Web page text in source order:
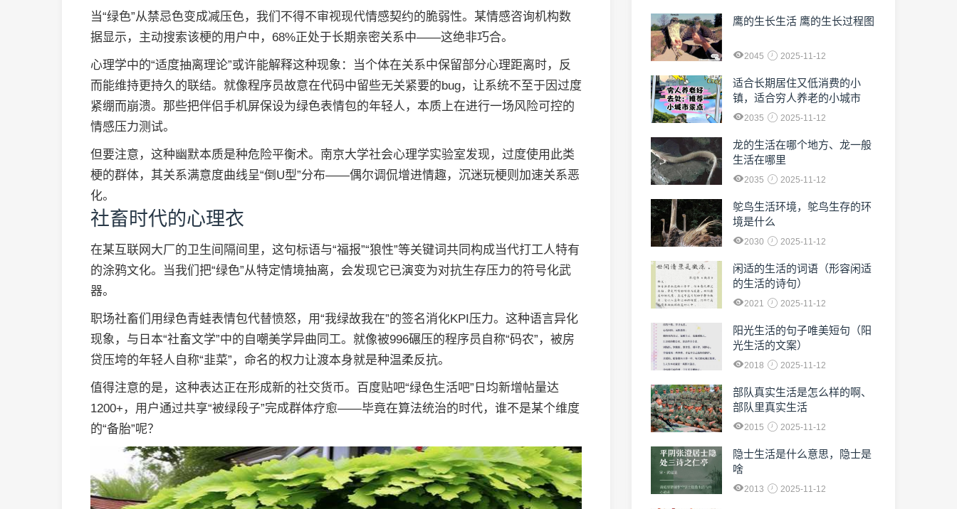
当“绿色”从禁忌色变成减压色，我们不得不审视现代情感契约的脆弱性。某情感咨询机构数
据显示，主动搜索该梗的用户中，68%正处于长期亲密关系中——这绝非巧合。
心理学中的“适度抽离理论”或许能解释这种现象：当个体在关系中保留部分心理距离时，反
而能维持更持久的联结。就像程序员故意在代码中留些无关紧要的bug，让系统不至于因过度
紧绷而崩溃。那些把伴侣手机屏保设为绿色表情包的年轻人，本质上在进行一场风险可控的
情感压力测试。
但要注意，这种幽默本质是种危险平衡术。南京大学社会心理学实验室发现，过度使用此类
梗的群体，其关系满意度曲线呈“倒U型”分布——偶尔调侃增进情趣，沉迷玩梗则加速关系恶
化。
社畜时代的心理衣
在某互联网大厂的卫生间隔间里，这句标语与“福报”“狼性”等关键词共同构成当代打工人特有
的涂鸦文化。当我们把“绿色”从特定情境抽离，会发现它已演变为对抗生存压力的符号化武
器。
职场社畜们用绿色青蛙表情包代替愤怒，用“我绿故我在”的签名消化KPI压力。这种语言异化
现象，与日本“社畜文学”中的自嘲美学异曲同工。就像被996碾压的程序员自称“码农”，被房
贷压垮的年轻人自称“韭菜”，命名的权力让渡本身就是种温柔反抗。
值得注意的是，这种表达正在形成新的社交货币。百度贴吧“绿色生活吧”日均新增帖量达
1200+，用户通过共享“被绿段子”完成群体疗愈——毕竟在算法统治的时代，谁不是某个维度
的“备胎”呢？
鹰的生长生活 鹰的生长过程图
2045 2025-11-12
适合长期居住又低消费的小
镇，适合穷人养老的小城市
2035 2025-11-12
龙的生活在哪个地方、龙一般
生活在哪里
2035 2025-11-12
鸵鸟生活环境，鸵鸟生存的环
境是什么
2030 2025-11-12
闲适的生活的词语（形容闲适
的生活的诗句）
2021 2025-11-12
阳光生活的句子唯美短句（阳
光生活的文案）
2018 2025-11-12
部队真实生活是怎么样的啊、
部队里真实生活
2015 2025-11-12
隐士生活是什么意思，隐士是
啥
2013 2025-11-12